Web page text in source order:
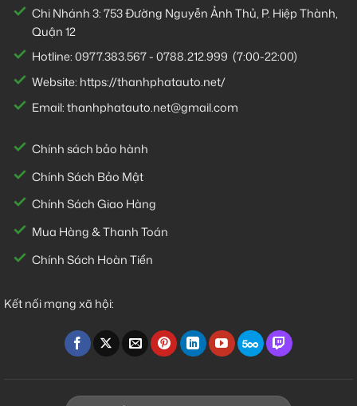
Chi Nhánh 3:753 Đường Nguyễn Ảnh Thủ, P. Hiệp Thành,
Quận 12
Hotline:0977.383.567-0788.212.999 (7:00-22:00)
Website: https://thanhphatauto.net/
Email:thanhphatauto.net@gmail.com
Chính sách bảo hành
Chính Sách Bảo Mật
Chính Sách Giao Hàng
Mua Hàng & Thanh Toán
Chính Sách Hoàn Tiền
Kết nối mạng xã hội: